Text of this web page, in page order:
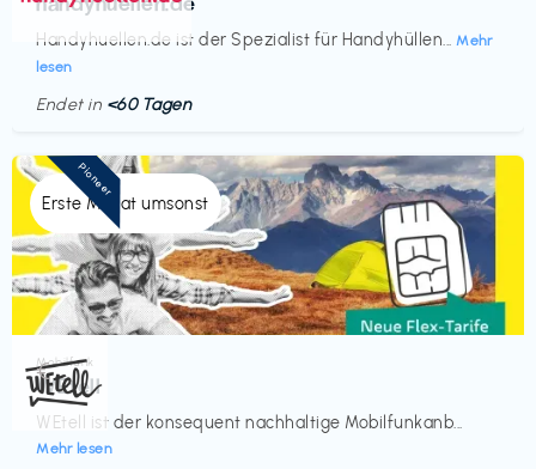
Handyhuellen.de ist der Spezialist für Handyhüllen... Mehr
lesen
Endet in <60 Tagen
Erste Monat umsonst
Mobilfunk
WEtell
WEtell ist der konsequent nachhaltige Mobilfunkanb...
Mehr lesen
€‎
Pioneer